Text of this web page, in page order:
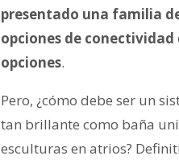
presentado una familia
opciones de
opciones.
Pero, ¿cómo debe ser un
tan brillante como baña
esculturas en atrios?